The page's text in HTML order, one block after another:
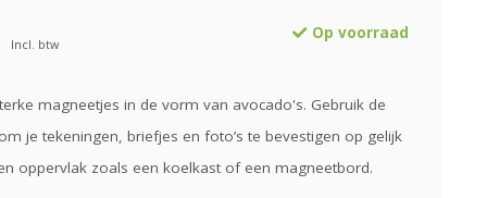
Incl. btw
Op voorraad
magneetjes in de vorm van avocado's. Gebruik de
je tekeningen, briefjes en foto’s te bevestigen op gelijk
oppervlak zoals een koelkast of een magneetbord.